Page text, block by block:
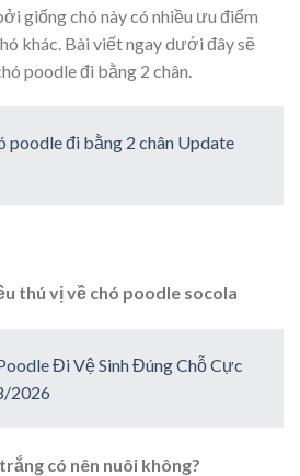
giống chó này có nhiều ưu điểm
khác. Bài viết ngay dưới đây sẽ
poodle đi bằng 2 chân.
poodle đi bằng 2 chân Update
thú vị về chó poodle socola
Đi Vệ Sinh Đúng Chỗ Cực
2026
có nên nuôi không?